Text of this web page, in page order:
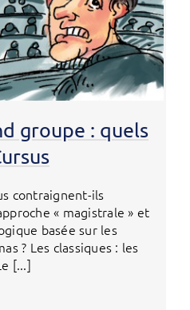
groupe : quels
contraignent-ils
« magistrale » et
basée sur les
? Les classiques : les
[...]